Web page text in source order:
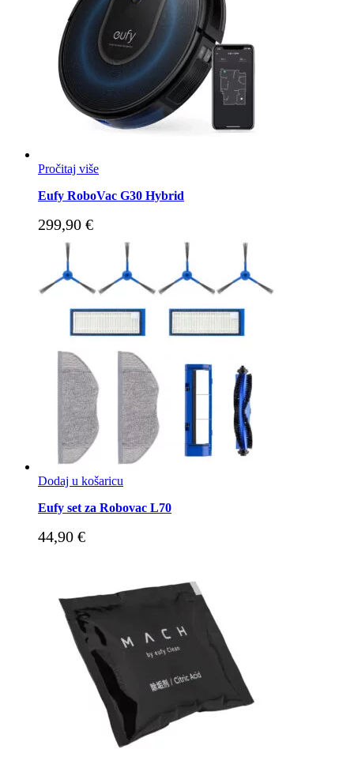
Pročitaj više
Eufy RoboVac G30 Hybrid
299,90 €
Dodaj u košaricu
Eufy set za Robovac L70
44,90 €